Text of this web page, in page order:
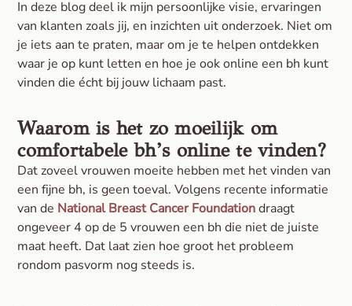
In deze blog deel ik mijn persoonlijke visie, ervaringen
van klanten zoals jij, en inzichten uit onderzoek. Niet om
je iets aan te praten, maar om je te helpen ontdekken
waar je op kunt letten en hoe je ook online een bh kunt
vinden die écht bij jouw lichaam past.
Waarom is het zo moeilijk om
comfortabele bh’s online te vinden?
Dat zoveel vrouwen moeite hebben met het vinden van
een fijne bh, is geen toeval. Volgens recente informatie
van de National Breast Cancer Foundationdraagt
ongeveer 4 op de 5 vrouwen een bh die niet de juiste
maat heeft. Dat laat zien hoe groot het probleem
rondom pasvorm nog steeds is.